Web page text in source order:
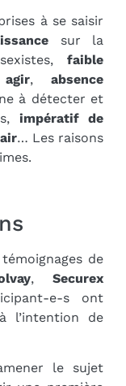
à se saisir
sur la
faible
, absence
à détecter et
impératif de
… Les raisons
de
,Securex
e-s ont
l’intention de
le sujet